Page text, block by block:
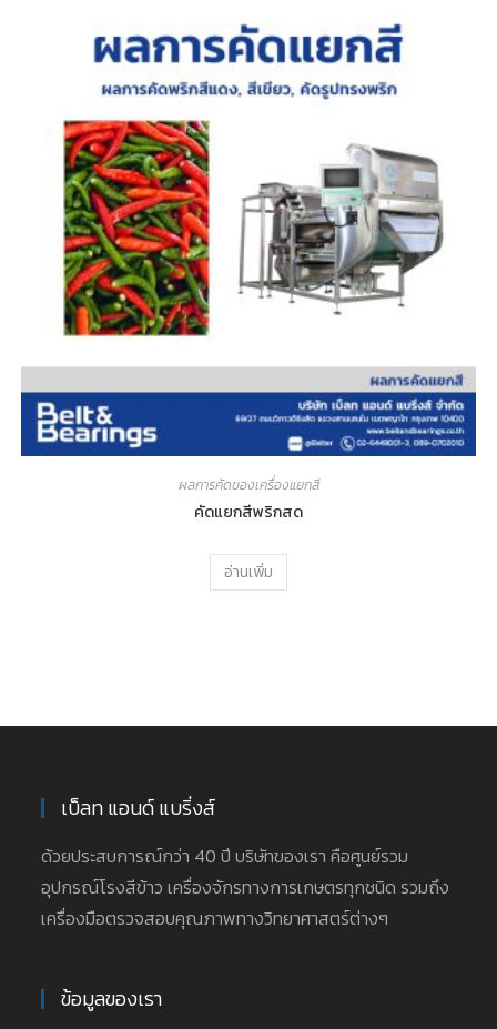
ผลการคัดของเครื่องแยกสี
คัดแยกสีพริกสด
อ่านเพิ่ม
เบ็ลท แอนด์ แบริ่งส์
ด้วยประสบการณ์กว่า 40 ปี บริษัทของเรา คือศูนย์รวม
อุปกรณ์โรงสีข้าว เครื่องจักรทางการเกษตรทุกชนิด รวมถึง
เครื่องมือตรวจสอบคุณภาพทางวิทยาศาสตร์ต่างๆ
ข้อมูลของเรา